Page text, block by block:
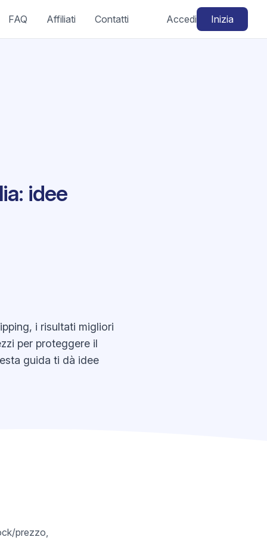
FAQ Affiliati Contatti Accedi Inizia
idee
i risultati migliori
per proteggere il
guida ti dà idee
prezzo,